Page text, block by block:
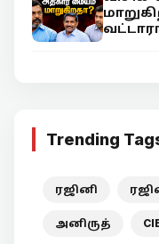
Trending
ரஜினி
அனிருத்